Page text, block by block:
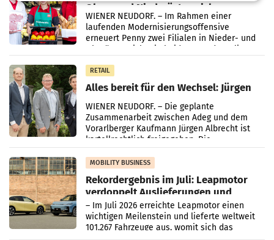
Ober- und Niederösterreich
WIENER NEUDORF. – Im Rahmen einer
laufenden Modernisierungsoffensive
erneuert Penny zwei Filialen in Nieder- und
Oberösterreich. Die beiden Standorte liegen
RETAIL
Alles bereit für den Wechsel: Jürgen
Albrecht setzt ab 1.1.2027 auf Adeg
WIENER NEUDORF. – Die geplante
Zusammenarbeit zwischen Adeg und dem
Vorarlberger Kaufmann Jürgen Albrecht ist
kartellrechtlich freigegeben: Die
Bundeswettbewerbsbehörde und der
Bundeskartellanwalt
MOBILITY BUSINESS
Rekordergebnis im Juli: Leapmotor
verdoppelt Auslieferungen und
überschreitet die 100.000er-Marke
– Im Juli 2026 erreichte Leapmotor einen
wichtigen Meilenstein und lieferte weltweit
101.267 Fahrzeuge aus, womit sich das